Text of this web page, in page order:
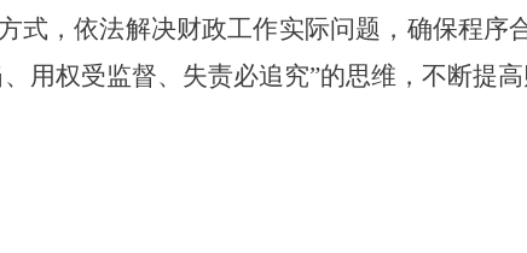
式，依法解决财政工作实际问题，确保程序
用权受监督、失责必追究”的思维， 不断提